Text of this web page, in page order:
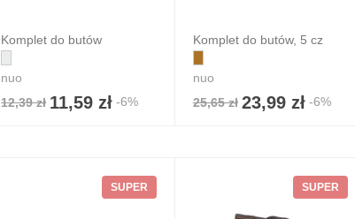
Komplet do butów
nuo
12,39 zł 11,59 zł -6%
Komplet do butów, 5 cz
nuo
25,65 zł 23,99 zł-6%
SUPER SUPER